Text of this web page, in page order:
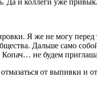
Я же не могу
Дальше само
не будем
от выпивки и